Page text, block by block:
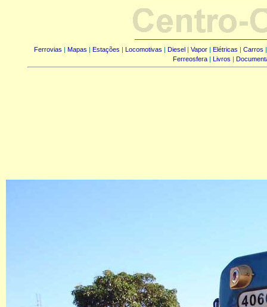
Ferrovias | Mapas | Estações | Locomotivas | Diesel | Vapor | Elétricas | Carros
Ferreosfera| Livros |